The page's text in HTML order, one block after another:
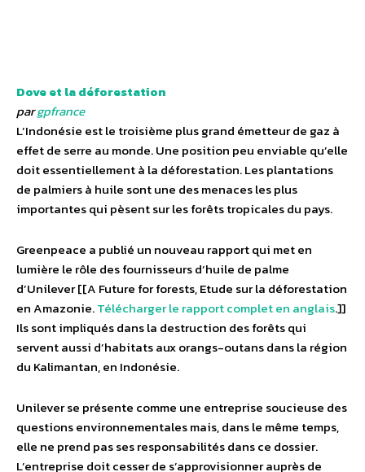
Dove et la déforestation
pargpfrance
L’Indonésie est le troisième plus grand émetteur de gaz à
effet de serre au monde. Une position peu enviable qu’elle
doit essentiellement à la déforestation. Les plantations
de palmiers à huile sont une des menaces les plus
importantes qui pèsent sur les forêts tropicales du pays.
Greenpeace a publié un nouveau rapport qui met en
lumière le rôle des fournisseurs d’huile de palme
d’Unilever [[A Future for forests, Etude sur la déforestation
en Amazonie.Télécharger le rapport complet en anglais.]]
Ils sont impliqués dans la destruction des forêts qui
servent aussi d’habitats aux orangs-outans dans la région
du Kalimantan, en Indonésie.
Unilever se présente comme une entreprise soucieuse des
questions environnementales mais, dans le même temps,
elle ne prend pas ses responsabilités dans ce dossier.
L’entreprise doit cesser de s’approvisionner auprès de